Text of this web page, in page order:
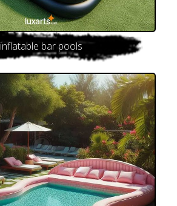
inflatable bar pools